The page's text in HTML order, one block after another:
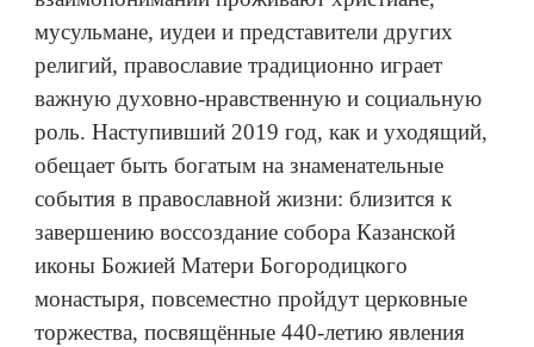
мусульмане, иудеи и представители других
религий, православие традиционно играет
важную духовно-нравственную и социальную
роль. Наступивший 2019 год, как и уходящий,
обещает быть богатым на знаменательные
события в православной жизни: близится к
завершению воссоздание собора Казанской
иконы Божией Матери Богородицкого
монастыря, повсеместно пройдут церковные
торжества, посвящённые 440-летию явления